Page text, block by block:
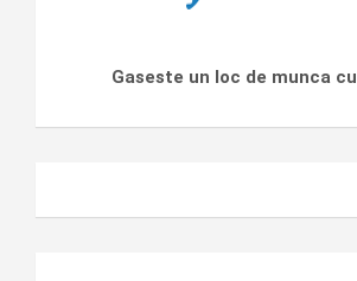
Gaseste un loc de munca cu